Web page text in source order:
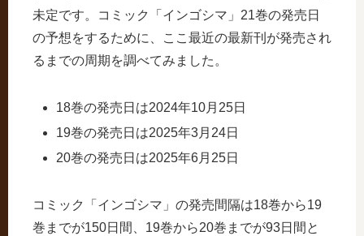
未定です。コミック「インゴシマ」21巻の発売日
の予想をするために、ここ最近の最新刊が発売され
るまでの周期を調べてみました。
18巻の発売日は2024年10月25日
19巻の発売日は2025年3月24日
20巻の発売日は2025年6月25日
コミック「インゴシマ」の発売間隔は18巻から19
巻までが150日間、19巻から20巻までが93日間と